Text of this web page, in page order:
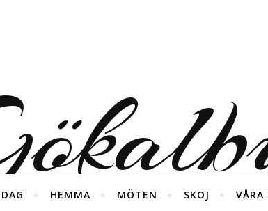
foton från våra diverse äventyr ;)
HEMMA MÖTEN SKOJ VÅRA